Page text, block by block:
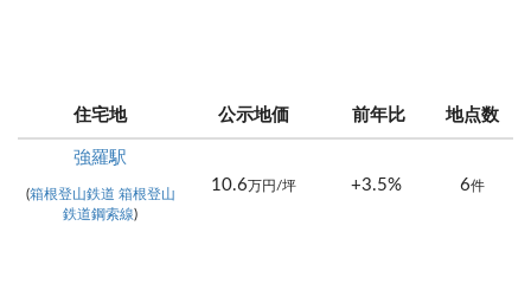
住宅地 公示地価 前年比 地点数
強羅駅
(箱根登山鉄道 箱根登山
鉄道鋼索線)
10.6万円/坪 +3.5% 6件